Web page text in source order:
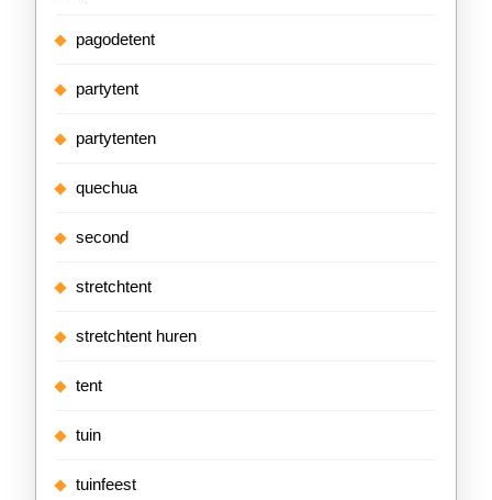
pagodetent
partytent
partytenten
quechua
second
stretchtent
stretchtent huren
tent
tuin
tuinfeest